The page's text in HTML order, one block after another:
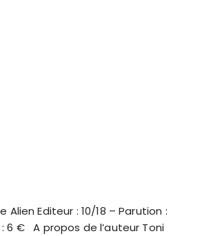
Editeur : 10/18 – Parution :
: 6 € A propos de l’auteur Toni